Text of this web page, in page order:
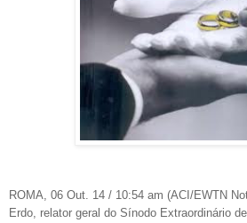
ROMA, 06 Out. 14 / 10:54 am (ACI/EWTN
Erdo, relator geral do Sínodo Extraordinário